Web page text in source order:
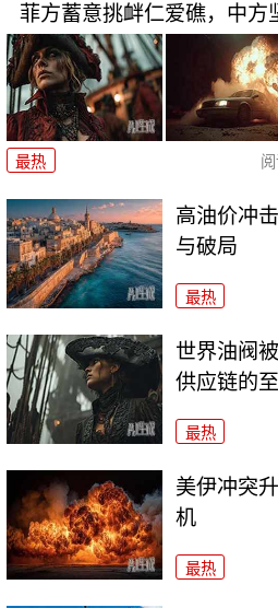
菲方蓄意挑衅仁爱礁，中方
最热
高油价冲
与破局
最热
世界油阀
供应链的
最热
美伊冲突
机
最热